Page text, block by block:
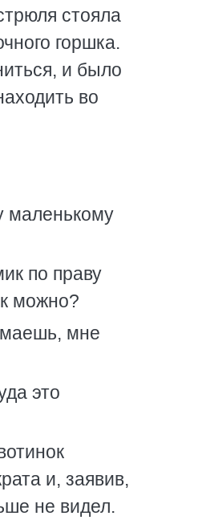
стояла
горшка.
и было
во
маленькому
по праву
можно?
мне
это
и, заявив,
не видел.